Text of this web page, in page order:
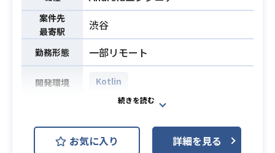
必須スキル
管理能力
・複雑な業務フローを理解・整理
し、手順書としてドキュメント化・
更新できるスキル
・マニュアルが未整備な環境や変更
が多い環境においても、能動的に情
報を収集し業務を遂行できる高い自
・決済ドメイン（クレジットカー
ド、iD等）の複雑な仕様や商流を能
案件先
最寄駅
渋谷
勤務形態 一部リモート
開発環境 Kotlin
マンガアプリサービスの企画・開
発・運用を行っていただきます。
お気に入り 詳細を見る